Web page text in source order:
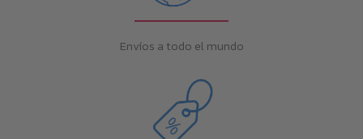
Envíos a todo el mundo